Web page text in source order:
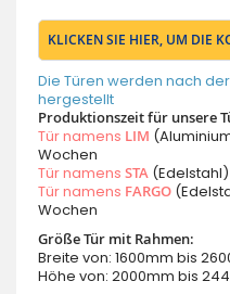
KLICKEN SIE HIER, UM DIE
Die Türen werden nach
hergestellt
Produktionszeit für unsere
Tür namens LIM
Wochen
Tür namens STA
Tür namens FARGO
Wochen
Größe Tür mit Rahmen:
Breite von: 1600mm bis
Höhe von: 2000mm bis